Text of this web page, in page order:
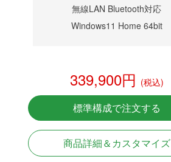
無線LAN Bluetooth対応
Windows11 Home 64bit
339,900円 (税込)
標準構成で注文する
商品詳細＆カスタマイズ